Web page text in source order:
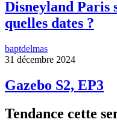
Disneyland Paris
quelles dates ?
baptdelmas
31 décembre 2024
Gazebo S2, EP3
Tendance cette